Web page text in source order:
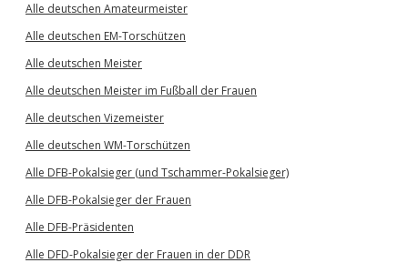
Alle deutschen Amateurmeister
Alle deutschen EM-Torschützen
Alle deutschen Meister
Alle deutschen Meister im Fußball der Frauen
Alle deutschen Vizemeister
Alle deutschen WM-Torschützen
Alle DFB-Pokalsieger (und Tschammer-Pokalsieger)
Alle DFB-Pokalsieger der Frauen
Alle DFB-Präsidenten
Alle DFD-Pokalsieger der Frauen in der DDR